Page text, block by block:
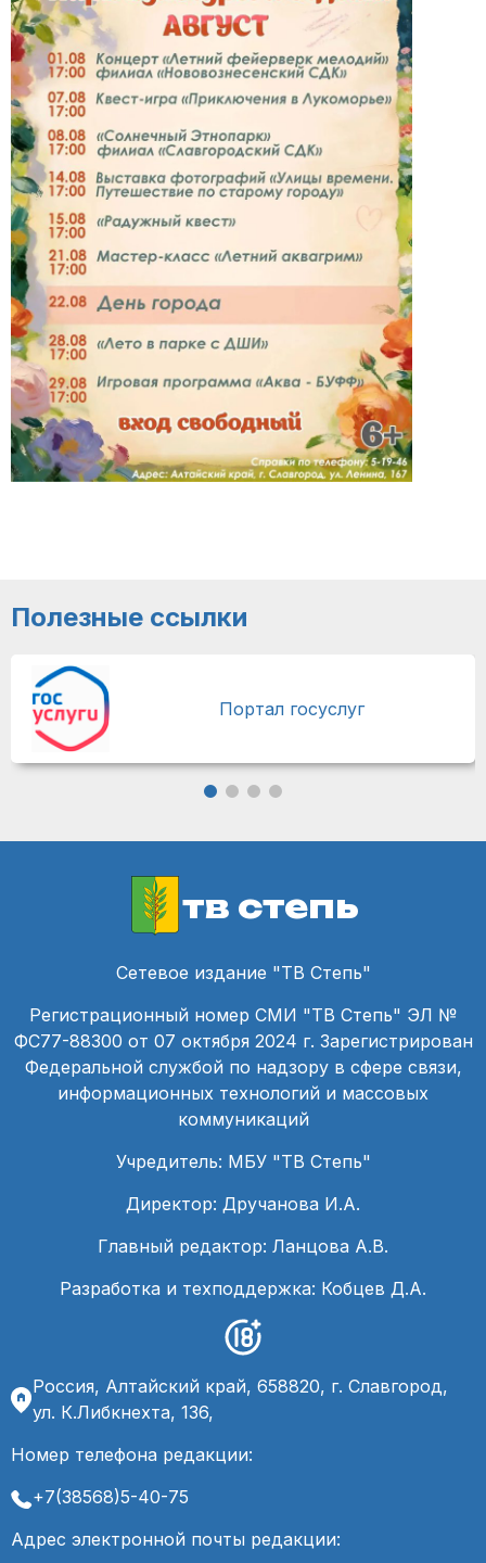
Полезные ссылки
Портал госуслуг
тв степь
Сетевое издание "ТВ Степь"
Регистрационный номер СМИ "ТВ Степь" ЭЛ №
ФС77-88300 от 07 октября 2024 г. Зарегистрирован
Федеральной службой по надзору в сфере связи,
информационных технологий и массовых
коммуникаций
Учредитель: МБУ "ТВ Степь"
Директор: Дручанова И.А.
Главный редактор: Ланцова А.В.
Разработка и техподдержка: Кобцев Д.А.
Россия, Алтайский край, 658820, г. Славгород,
ул. К.Либкнехта, 136,
Номер телефона редакции:
+7(38568)5-40-75
Адрес электронной почты редакции: